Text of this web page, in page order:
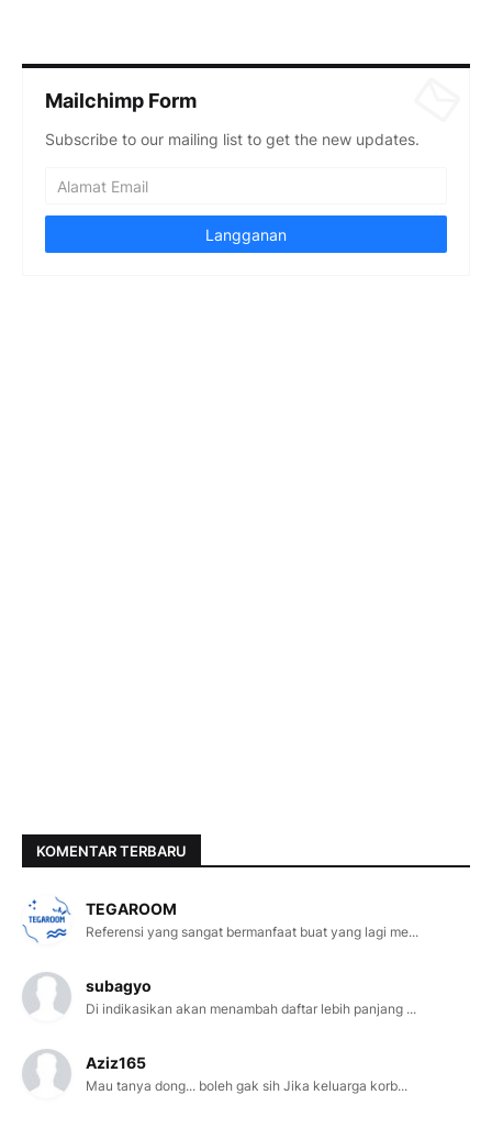
Mailchimp Form
Subscribe to our mailing list to get the new updates.
KOMENTAR TERBARU
TEGAROOM
Referensi yang sangat bermanfaat buat yang lagi me...
subagyo
Di indikasikan akan menambah daftar lebih panjang ...
Aziz165
Mau tanya dong... boleh gak sih Jika keluarga korb...